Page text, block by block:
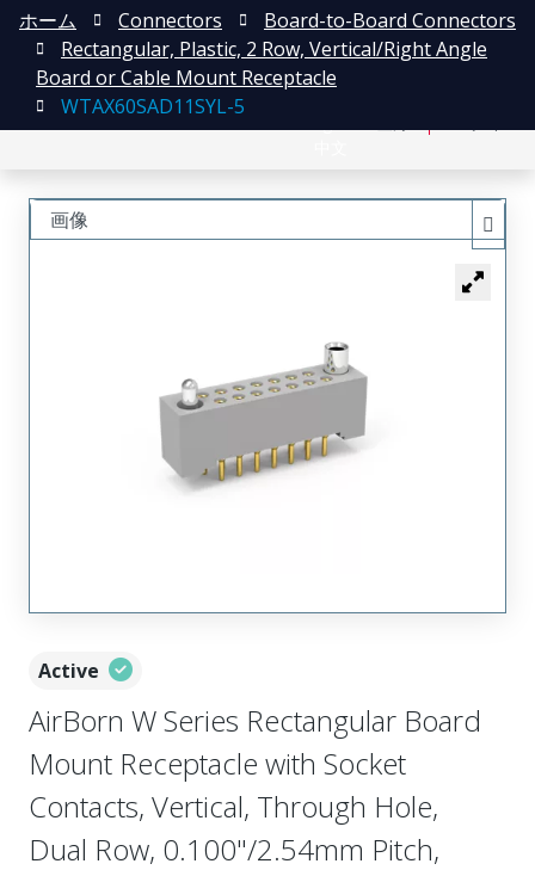
ホーム Connectors
Board-to-Board Connectors
Rectangular, Plastic, 2 Row, Vertical/Right Angle
Board or Cable Mount Receptacle
WTAX60SAD11SYL-5
Active
AirBorn W Series Rectangular Board
Mount Receptacle with Socket
Contacts, Vertical, Through Hole,
Dual Row, 0.100"/2.54mm Pitch,
画像